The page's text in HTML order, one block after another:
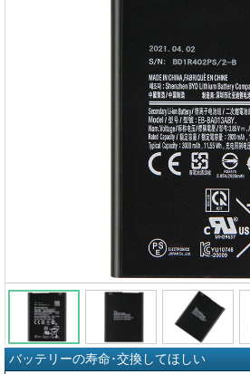
バッテリーの寿命･交換してほしい